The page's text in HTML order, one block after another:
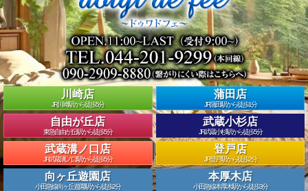
川崎店
JR川崎駅から徒歩5分
蒲田店
JR蒲田駅から徒歩1分
自由が丘店
東急自由が丘駅から徒歩5分
武蔵小杉店
JR武蔵小杉駅から徒歩5分
武蔵溝ノ口店
JR武蔵溝ノ口駅から徒歩5分
登戸店
JR登戸駅から徒歩2分
向ヶ丘遊園店
小田急線向ヶ丘遊園駅から徒歩2分
本厚木店
小田急線本厚木駅から徒歩3分